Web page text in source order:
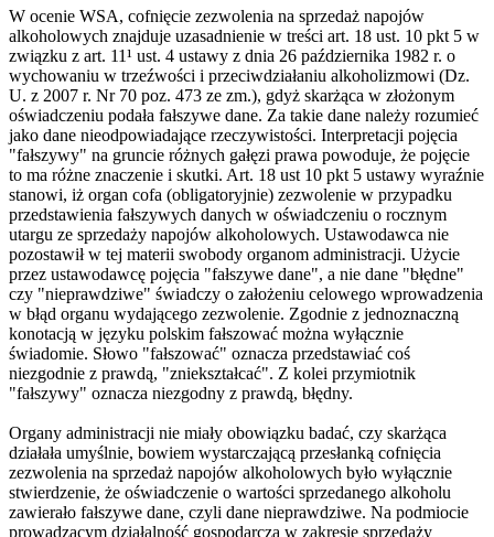
W ocenie WSA, cofnięcie zezwolenia na sprzedaż napojów
alkoholowych znajduje uzasadnienie w treści art. 18 ust. 10 pkt 5 w
związku z art. 11¹ ust. 4 ustawy z dnia 26 października 1982 r. o
wychowaniu w trzeźwości i przeciwdziałaniu alkoholizmowi (Dz.
U. z 2007 r. Nr 70 poz. 473 ze zm.), gdyż skarżąca w złożonym
oświadczeniu podała fałszywe dane. Za takie dane należy rozumieć
jako dane nieodpowiadające rzeczywistości. Interpretacji pojęcia
"fałszywy" na gruncie różnych gałęzi prawa powoduje, że pojęcie
to ma różne znaczenie i skutki. Art. 18 ust 10 pkt 5 ustawy wyraźnie
stanowi, iż organ cofa (obligatoryjnie) zezwolenie w przypadku
przedstawienia fałszywych danych w oświadczeniu o rocznym
utargu ze sprzedaży napojów alkoholowych. Ustawodawca nie
pozostawił w tej materii swobody organom administracji. Użycie
przez ustawodawcę pojęcia "fałszywe dane", a nie dane "błędne"
czy "nieprawdziwe" świadczy o założeniu celowego wprowadzenia
w błąd organu wydającego zezwolenie. Zgodnie z jednoznaczną
konotacją w języku polskim fałszować można wyłącznie
świadomie. Słowo "fałszować" oznacza przedstawiać coś
niezgodnie z prawdą, "zniekształcać". Z kolei przymiotnik
"fałszywy" oznacza niezgodny z prawdą, błędny.
Organy administracji nie miały obowiązku badać, czy skarżąca
działała umyślnie, bowiem wystarczającą przesłanką cofnięcia
zezwolenia na sprzedaż napojów alkoholowych było wyłącznie
stwierdzenie, że oświadczenie o wartości sprzedanego alkoholu
zawierało fałszywe dane, czyli dane nieprawdziwe. Na podmiocie
prowadzącym działalność gospodarczą w zakresie sprzedaży